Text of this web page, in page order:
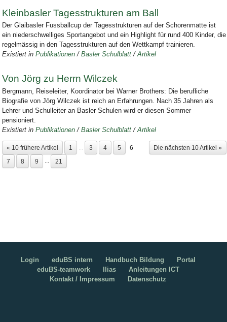
Kleinbasler Tagesstrukturen am Ball
Der Glaibasler Fussballcup der Tagesstrukturen auf der Schorenmatte ist
ein niederschwelliges Sportangebot und ein Highlight für rund 400 Kinder, die
regelmässig in den Tagesstrukturen auf den Wettkampf trainieren.
Existiert in Publikationen /Basler Schulblatt /Artikel
Von Jörg zu Herrn Wilczek
Bergmann, Reiseleiter, Koordinator bei Warner Brothers: Die berufliche
Biografie von Jörg Wilczek ist reich an Erfahrungen. Nach 35 Jahren als
Lehrer und Schulleiter an Basler Schulen wird er diesen Sommer
pensioniert.
Existiert in Publikationen /Basler Schulblatt /Artikel
« 10 frühere Artikel Die nächsten 10 Artikel »
1 3 4 5 6
7 8 9 21
Login eduBS intern Handbuch Bildung
Portal
eduBS-teamwork
Ilias
Anleitungen ICT
Kontakt / Impressum
Datenschutz